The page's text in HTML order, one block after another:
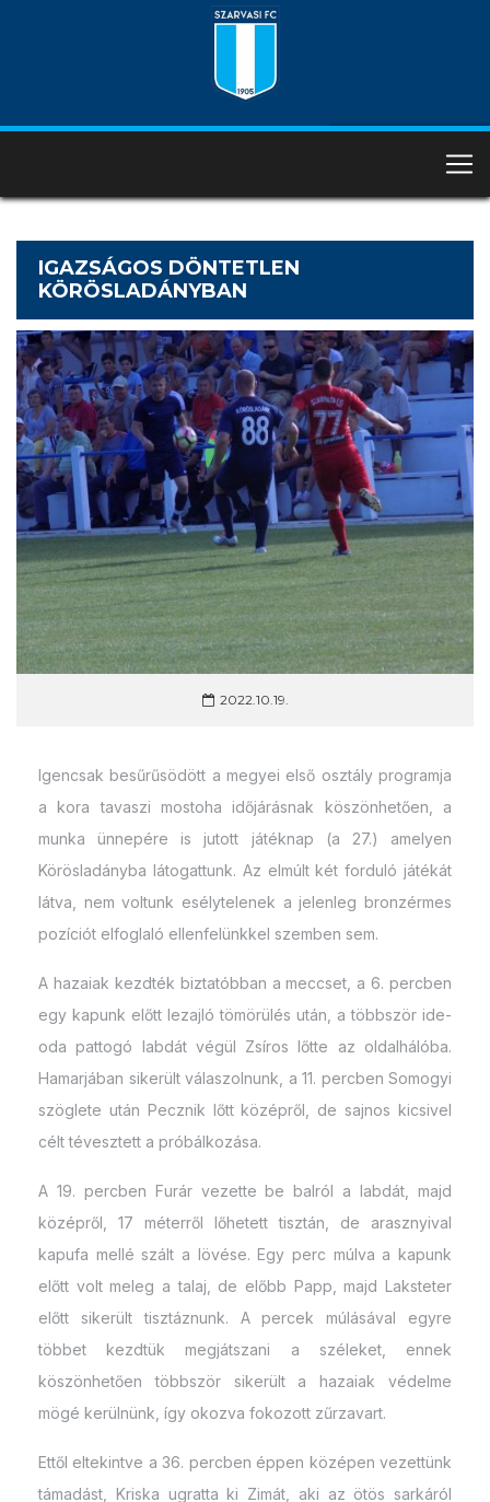
IGAZSÁGOS DÖNTETLEN
KÖRÖSLADÁNYBAN
2022.10.19.
Igencsak besűrűsödött a megyei első osztály programja
a kora tavaszi mostoha időjárásnak köszönhetően, a
munka ünnepére is jutott játéknap (a 27.) amelyen
Körösladányba látogattunk. Az elmúlt két forduló játékát
látva, nem voltunk esélytelenek a jelenleg bronzérmes
pozíciót elfoglaló ellenfelünkkel szemben sem.
A hazaiak kezdték biztatóbban a meccset, a 6. percben
egy kapunk előtt lezajló tömörülés után, a többször ide-
oda pattogó labdát végül Zsíros lőtte az oldalhálóba.
Hamarjában sikerült válaszolnunk, a 11. percben Somogyi
szöglete után Pecznik lőtt középről, de sajnos kicsivel
célt tévesztett a próbálkozása.
A 19. percben Furár vezette be balról a labdát, majd
középről, 17 méterről lőhetett tisztán, de arasznyival
kapufa mellé szált a lövése. Egy perc múlva a kapunk
előtt volt meleg a talaj, de előbb Papp, majd Laksteter
előtt sikerült tisztáznunk. A percek múlásával egyre
többet kezdtük megjátszani a széleket, ennek
köszönhetően többször sikerült a hazaiak védelme
mögé kerülnünk, így okozva fokozott zűrzavart.
Ettől eltekintve a 36. percben éppen középen vezettünk
támadást, Kriska ugratta ki Zimát, aki az ötös sarkáról